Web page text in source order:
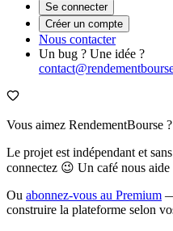
Se connecter
Créer un compte
Nous contacter
Un bug ? Une idée ?
Vous aimez RendementBourse ?
Le projet est indépendant et
connectez 😉 Un café nous
Ou abonnez-vous au Premium
construire la plateforme selon